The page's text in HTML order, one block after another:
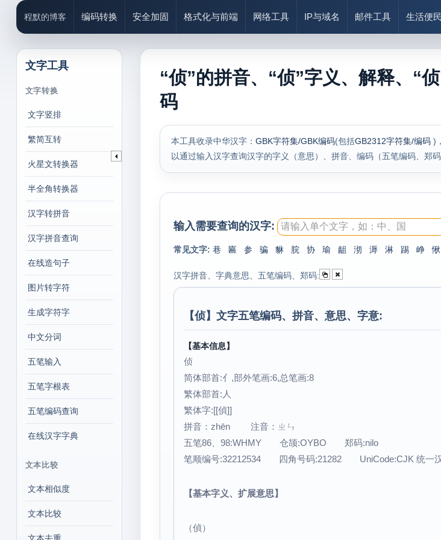
程默的博客 编码转换 安全加固 格式化与前端 网络工具 IP与域名 邮件工具 生活便民
文字工具
文字转换
文字竖排
繁简互转
火星文转换器
半全角转换器
汉字转拼音
汉字拼音查询
在线造句子
图片转字符
生成字符字
中文分词
五笔输入
五笔字根表
五笔编码查询
在线汉字字典
文本比较
文本相似度
文本比较
“侦”的拼音、“侦”字义、解释、“
码
本工具收录中华汉字： GBK字符集/GBK编码(包括GB2312字符集/编码 )
以通过输入汉字查询汉字的字义（意思）、拼音、编码（五笔编码、郑
输入需要查询的汉字:
常见文字: 巷 匾 参 骗 貅 脘 协 瑜 龃 沏 溽 淋 踢 峥 愀
汉字拼音、字典意思、五笔编码、郑码:
【侦】文字五笔编码、拼音、意思、字意:
【基本信息】
侦
简体部首:亻,部外笔画:6,总笔画:8
繁体部首:人
繁体字:[[偵]]
拼音：zhēn 注音：ㄓㄣ
五笔86、98:WHMY 仓颉:OYBO 郑码:nilo
笔顺编号:32212534 四角号码:21282 UniCode:CJK 统一汉
【基本字义、扩展意思】
（偵）